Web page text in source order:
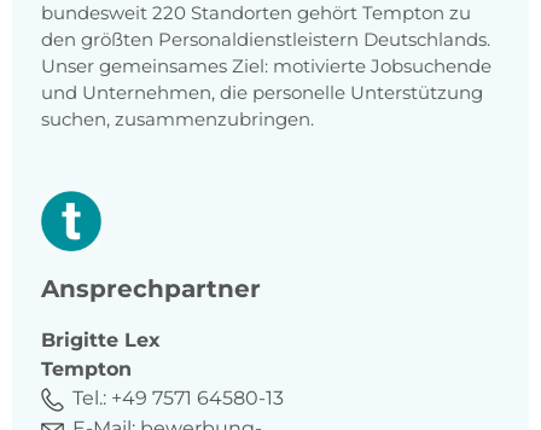
bundesweit 220 Standorten gehört Tempton zu
den größten Personaldienstleistern Deutschlands.
Unser gemeinsames Ziel: motivierte Jobsuchende
und Unternehmen, die personelle Unterstützung
suchen, zusammenzubringen.
Ansprechpartner
Brigitte Lex
Tempton
Tel.: +49 7571 64580-13